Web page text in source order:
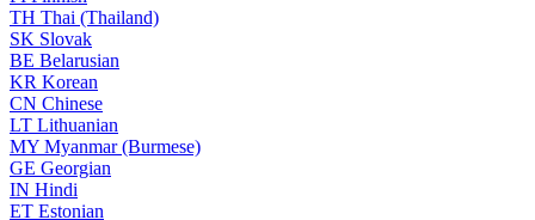
TH Thai (Thailand)
SK Slovak
BE Belarusian
KR Korean
CN Chinese
LT Lithuanian
MY Myanmar (Burmese)
GE Georgian
IN Hindi
ET Estonian